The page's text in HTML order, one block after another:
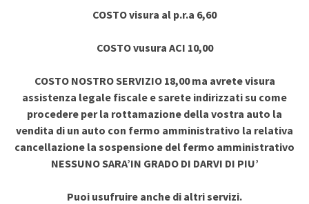
COSTO visura al p.r.a 6,60
COSTO vusura ACI 10,00
COSTO NOSTRO SERVIZIO 18,00 ma avrete visura
assistenza legale fiscale e sarete indirizzati su come
procedere per la rottamazione della vostra auto la
vendita di un auto con fermo amministrativo la relativa
cancellazione la sospensione del fermo amministrativo
NESSUNO SARA’IN GRADO DI DARVI DI PIU’
Puoi usufruire anche di altri servizi.